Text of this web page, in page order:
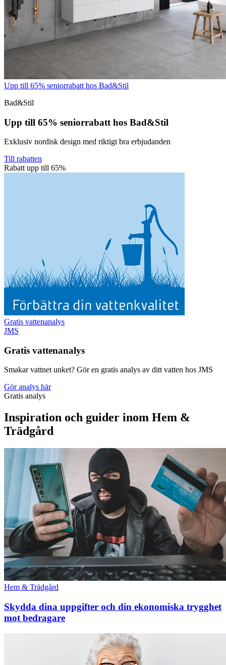
Upp till 65% seniorrabatt hos Bad&Stil
Bad&Stil
Upp till 65% seniorrabatt hos Bad&Stil
Exklusiv nordisk design med riktigt bra erbjudanden
Till rabatten
Rabatt upp till 65%
Gratis vattenanalys
JMS
Gratis vattenanalys
Smakar vattnet unket? Gör en gratis analys av ditt vatten hos JMS
Gör analys här
Gratis analys
Inspiration och guider inom Hem &
Trädgård
Hem & Trädgård
Skydda dina uppgifter och din ekonomiska trygghet
mot bedragare